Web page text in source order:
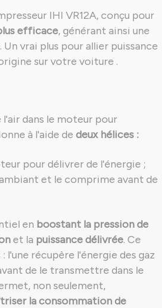
IHI VR12A, conçu pour
efficace, générant ainsi une
. Un vrai plus pour allier puissance
sur votre voiture .
dans le moteur pour
à l'aide de deux hélices :
pour délivrer de l'énergie ;
et le comprime avant de
en boostant la pression de
et la puissance délivrée. Ce
récupère l'énergie des gaz
de le transmettre dans le
non seulement,
la consommation de